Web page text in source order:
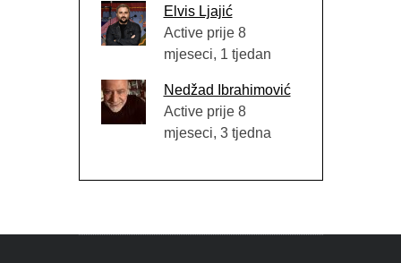
Elvis Ljajić
Active prije 8
mjeseci, 1 tjedan
Nedžad Ibrahimović
Active prije 8
mjeseci, 3 tjedna